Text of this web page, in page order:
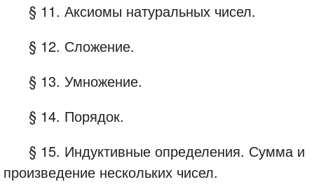
§ 11. Аксиомы натуральных чисел.
§ 12. Сложение.
§ 13. Умножение.
§ 14. Порядок.
§ 15. Индуктивные определения. Сумма и
произведение нескольких чисел.